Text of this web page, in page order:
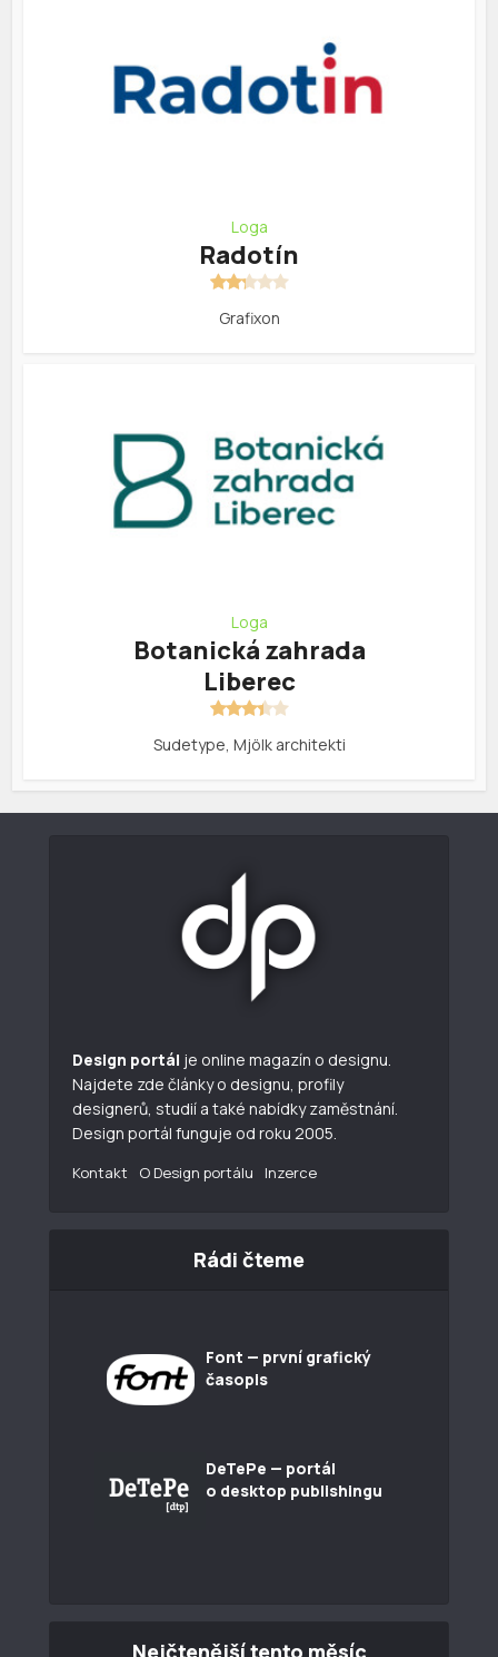
Loga
Radotín
Grafixon
Loga
Botanická zahrada
Liberec
Sudetype, Mjölk architekti
Design portál je online magazín o designu.
Najdete zde články o designu, profily
designerů, studií a také nabídky zaměstnání.
Design portál funguje od roku 2005.
Kontakt O Design portálu Inzerce
Rádi čteme
Font — první grafický
časopis
DeTePe — portál
o desktop publishingu
Nejčtenější tento měsíc